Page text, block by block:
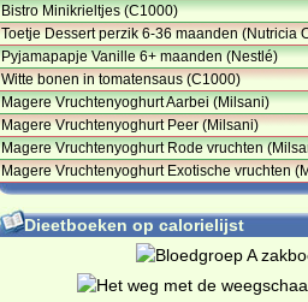
Bistro Minikrieltjes (C1000)
Toetje Dessert perzik 6-36 maanden (Nutricia
Pyjamapapje Vanille 6+ maanden (Nestlé)
Witte bonen in tomatensaus (C1000)
Magere Vruchtenyoghurt Aarbei (Milsani)
Magere Vruchtenyoghurt Peer (Milsani)
Magere Vruchtenyoghurt Rode vruchten
Magere Vruchtenyoghurt Exotische vruchten
Dieetboeken op calorielijst